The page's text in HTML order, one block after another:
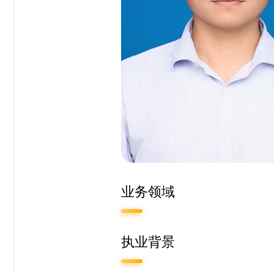
业务领域
执业背景